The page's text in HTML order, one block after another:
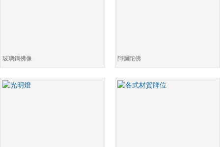
玻璃鋼佛像 阿彌陀佛